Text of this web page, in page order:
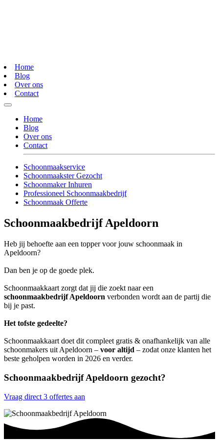
Home
Blog
Over ons
Contact
Home
Blog
Over ons
Contact
Schoonmaakservice
Schoonmaakster Gezocht
Schoonmaker Inhuren
Professioneel Schoonmaakbedrijf
Schoonmaak Offerte
Schoonmaakbedrijf Apeldoorn
Heb jij behoefte aan een topper voor jouw schoonmaak in
Apeldoorn?
Dan ben je op de goede plek.
Schoonmaakkaart zorgt dat jij die zoekt naar een
schoonmaakbedrijf Apeldoorn verbonden wordt aan de partij die
bij je past.
Het tofste gedeelte?
Schoonmaakkaart doet dit compleet gratis & onafhankelijk van alle
schoonmakers uit Apeldoorn – voor altijd – zodat onze klanten het
beste geholpen worden in 2026 en verder.
Schoonmaakbedrijf Apeldoorn gezocht?
Vraag direct 3 offertes aan